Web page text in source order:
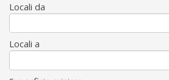
Locali da
Locali a